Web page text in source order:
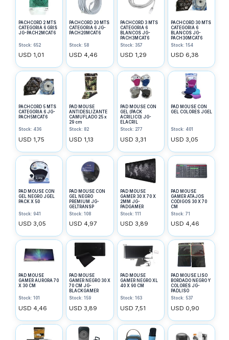
PACHCORD 2 MTS
CATEGORIA 6 GRIS
JG-PACH2MCAT6
Stock: 652
USD 1,01
PACHCORD 20 MTS
CATEGORIA 6 JG-
PACH20MCAT6
Stock: 58
USD 4,46
PACHCORD 3 MTS
CATEGORIA 6
BLANCOS JG-
PACH3MCAT6
Stock: 357
USD 1,29
PACHCORD 30 MTS
CATEGORIA 6
BLANCOS JG-
PACH30MCAT6
Stock: 154
USD 6,38
PACHCORD 5 MTS
CATEGORIA 6 JG-
PACH5MCAT6
Stock: 436
USD 1,75
PAD MOUSE
ANTIDESLIZANTE
CAMUFLADO 25 x
29 cm
Stock: 82
USD 1,13
PAD MOUSE CON
GEL (PACK
ACRILICO) JG-
ELACRIL
Stock: 277
USD 3,31
PAD MOUSE CON
GEL COLORES JGEL
Stock: 401
USD 3,05
PAD MOUSE CON
GEL NEGRO JGEL
PACK X 50
Stock: 941
USD 3,05
PAD MOUSE CON
GEL NEGRO
PREMIUM JG-
GELTRANSP
Stock: 108
USD 4,97
PAD MOUSE
GAMER 30 X 70 X
2MM JG-
PADGAMER
Stock: 111
USD 3,89
PAD MOUSE
GAMER ATAJOS
CODIGOS 30 X 70
CM
Stock: 71
USD 4,46
PAD MOUSE
GAMER AURORA 70
X 30 CM
Stock: 101
USD 4,46
PAD MOUSE
GAMER NEGRO 30 X
70 CM JG-
BLACKGAMER
Stock: 159
USD 3,89
PAD MOUSE
GAMER NEGRO XL
40 X 90 CM
Stock: 163
USD 7,51
PAD MOUSE LISO
BORDADO NEGRO Y
COLORES JG-
PADLISO
Stock: 537
USD 0,90